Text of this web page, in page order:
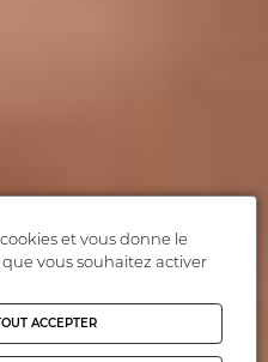
et vous donne le
vous souhaitez activer
ACCEPTER